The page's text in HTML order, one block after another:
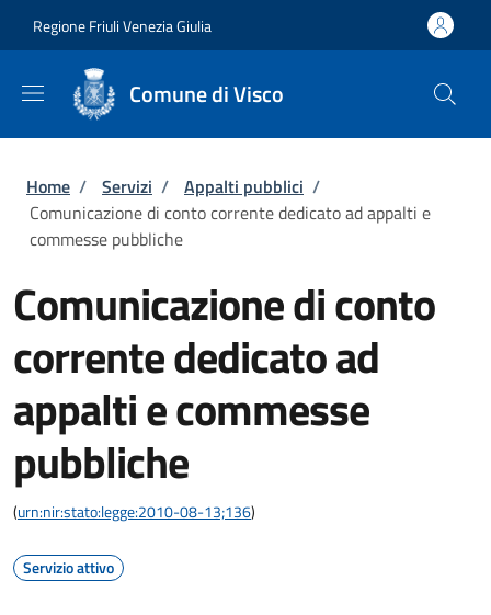
Regione Friuli Venezia Giulia
Comune di Visco
Briciole di pane
Home / Servizi / Appalti pubblici /
Comunicazione di conto corrente dedicato ad appalti e
commesse pubbliche
Comunicazione di conto
corrente dedicato ad
appalti e commesse
pubbliche
(urn:nir:stato:legge:2010-08-13;136)
Servizio attivo